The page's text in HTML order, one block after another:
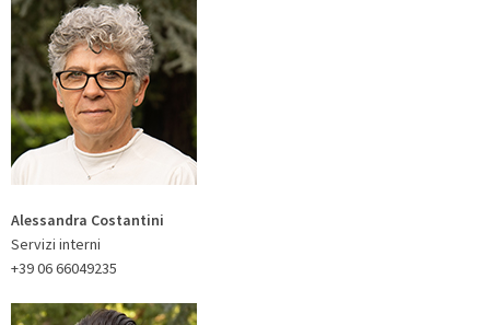
Alessandra Costantini
Servizi interni
+39 06 66049235